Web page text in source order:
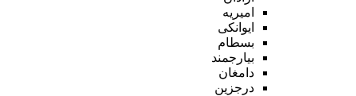
امیریه
ایوانکی
بسطام
بیارجمند
دامغان
درجزین